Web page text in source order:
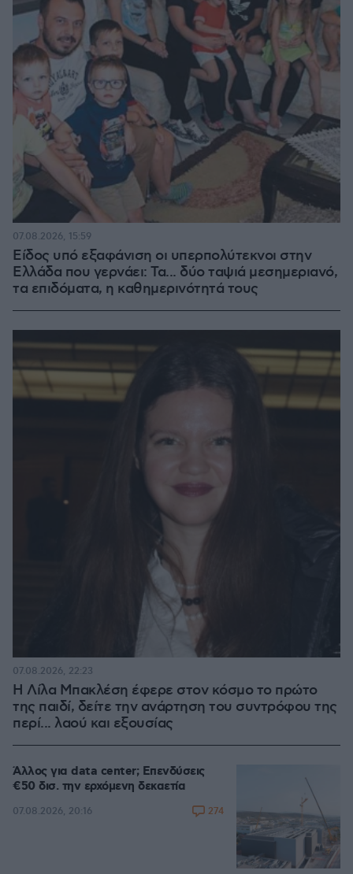
Είδος υπό εξαφάνιση οι υπερπολύτεκνοι στην
Ελλάδα που γερνάει: Τα... δύο ταψιά μεσημεριανό,
τα επιδόματα, η καθημερινότητά τους
07.08.2026, 15:59
Η Λίλα Μπακλέση έφερε στον κόσμο το πρώτο
της παιδί, δείτε την ανάρτηση του συντρόφου της
περί... λαού και εξουσίας
07.08.2026, 22:23
Άλλος για data center; Επενδύσεις
€50 δισ. την ερχόμενη δεκαετία
07.08.2026, 20:16 274